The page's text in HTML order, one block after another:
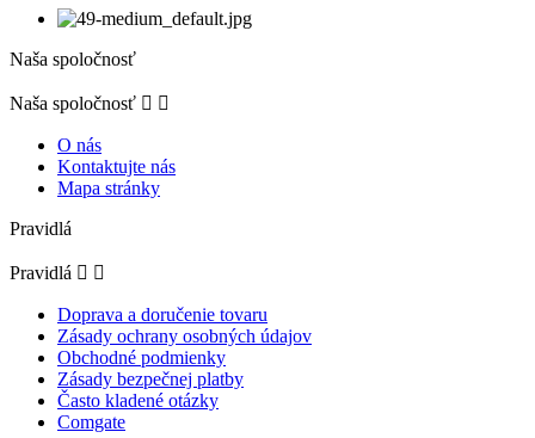
Naša spoločnosť
Naša spoločnosť  
O nás
Kontaktujte nás
Mapa stránky
Pravidlá
Pravidlá  
Doprava a doručenie tovaru
Zásady ochrany osobných údajov
Obchodné podmienky
Zásady bezpečnej platby
Často kladené otázky
Comgate